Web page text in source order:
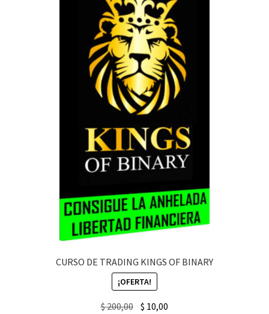
CURSO DE TRADING KINGS OF BINARY
¡OFERTA!
$200,00 Original
$ 10,00